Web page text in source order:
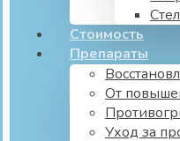
Стоимость
Препараты
От
Уход за